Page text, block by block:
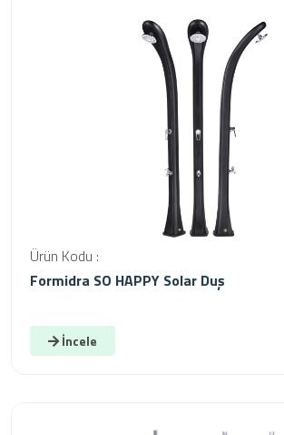
Ürün Kodu :
Formidra SO HAPPY Solar Duş
İncele